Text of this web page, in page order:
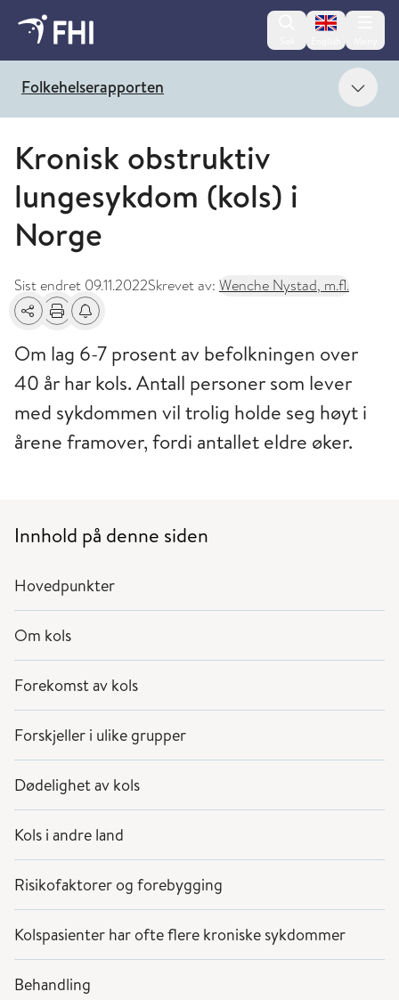
Change
Folkehelserapporten Vis
Kronisk obstruktiv
lungesykdom (kols) i
Norge
Sist endret 09.11.2022Skrevet av: Wenche Nystad, m.fl.
Del Skriv utFå varsel om endringer
Om lag 6-7 prosent av befolkningen over
40 år har kols. Antall personer som lever
med sykdommen vil trolig holde seg høyt i
årene framover, fordi antallet eldre øker.
Innhold på denne siden
Hovedpunkter
Om kols
Forekomst av kols
Forskjeller i ulike grupper
Dødelighet av kols
Kols i andre land
Risikofaktorer og forebygging
Kolspasienter har ofte flere kroniske sykdommer
Behandling